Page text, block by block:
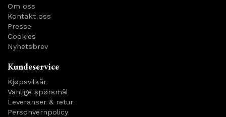
Om oss
Kontakt oss
Presse
Cookies
Nyhetsbrev
Kundeservice
Kjøpsvilkår
Vanlige spørsmål
Leveranser & retur
Personvernpolicy